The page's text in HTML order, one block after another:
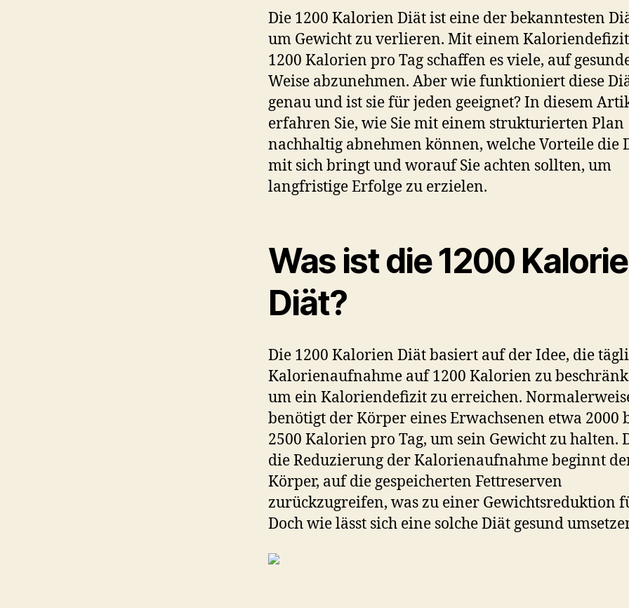
Die 1200 Kalorien Diät ist eine der bekanntesten
um Gewicht zu verlieren. Mit einem
1200 Kalorien pro Tag schaffen es viele, auf
Weise abzunehmen. Aber wie funktioniert diese
genau und ist sie für jeden geeignet? In diesem
erfahren Sie, wie Sie mit einem strukturierten Plan
nachhaltig abnehmen können, welche Vorteile die
mit sich bringt und worauf Sie achten sollten, um
langfristige Erfolge zu erzielen.
Was ist die 1200
Diät?
Die 1200 Kalorien Diät basiert auf der Idee, die
Kalorienaufnahme auf 1200 Kalorien zu
um ein Kaloriendefizit zu erreichen.
benötigt der Körper eines Erwachsenen etwa 2000
2500 Kalorien pro Tag, um sein Gewicht zu halten.
die Reduzierung der Kalorienaufnahme beginnt
Körper, auf die gespeicherten Fettreserven
zurückzugreifen, was zu einer Gewichtsreduktion
Doch wie lässt sich eine solche Diät gesund